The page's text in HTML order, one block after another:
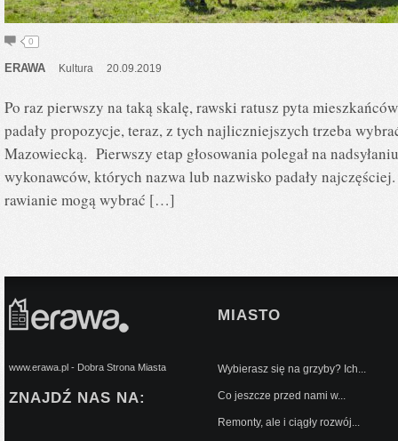
0
ERAWA Kultura 20.09.2019
Po raz pierwszy na taką skalę, rawski ratusz pyta
padały propozycje, teraz, z tych najliczniejszych trzeba
Mazowiecką. Pierwszy etap głosowania polegał na
wykonawców, których nazwa lub nazwisko padały
rawianie mogą wybrać […]
www.erawa.pl - Dobra Strona Miasta
ZNAJDŹ NAS NA:
MIASTO
Wybierasz się na grzyby? Ich...
Co jeszcze przed nami w...
Remonty, ale i ciągły rozwój...